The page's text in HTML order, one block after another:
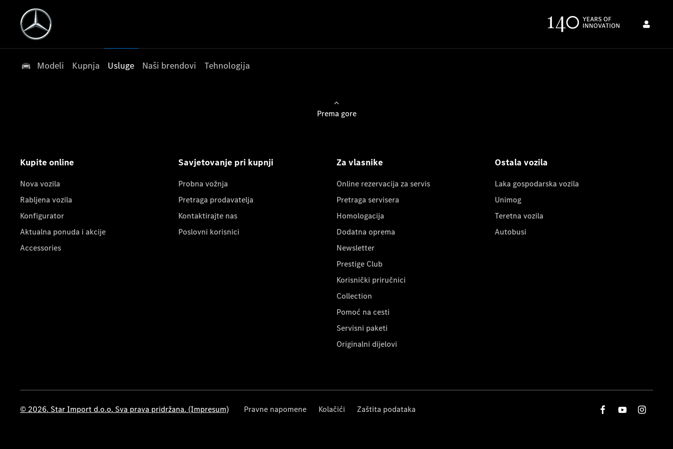
Modeli Kupnja Usluge Naši brendovi Tehnologija
Prema gore
Kupite online
Nova vozila
Rabljena vozila
Konfigurator
Aktualna ponuda i akcije
Accessories
Savjetovanje pri kupnji
Probna vožnja
Pretraga prodavatelja
Kontaktirajte nas
Poslovni korisnici
Za vlasnike
Online rezervacija za servis
Pretraga servisera
Homologacija
Dodatna oprema
Newsletter
Prestige Club
Korisnički priručnici
Collection
Pomoć na cesti
Servisni paketi
Originalni dijelovi
Ostala vozila
Laka gospodarska vozila
Unimog
Teretna vozila
Autobusi
© 2026. Star Import d.o.o. Sva prava pridržana. (Impresum) Pravne napomene Kolačići Zaštita podataka